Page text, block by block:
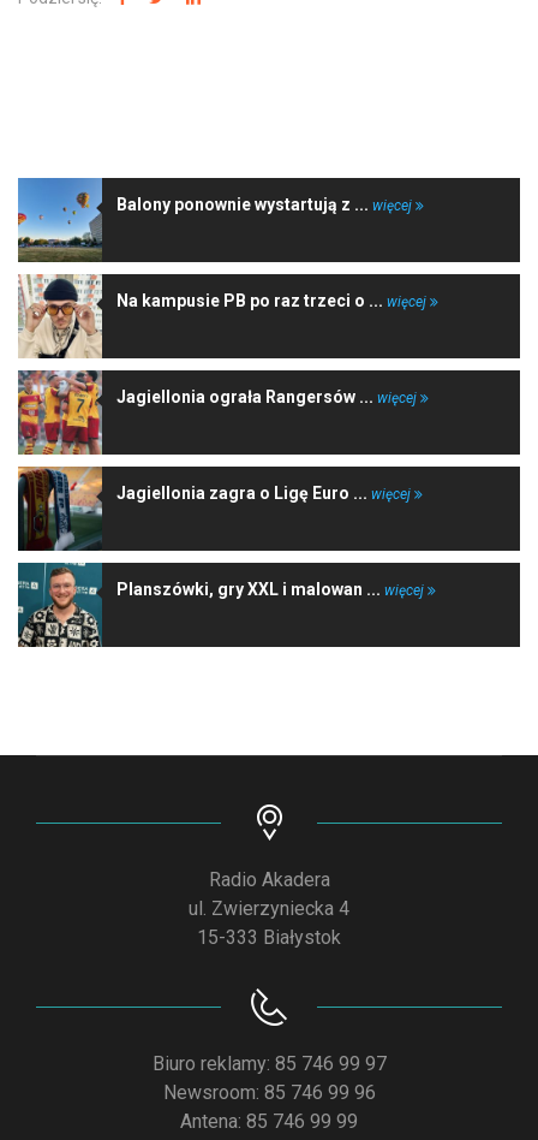
Balony ponownie wystartują z ... więcej
Na kampusie PB po raz trzeci o ... więcej
Jagiellonia ograła Rangersów ... więcej
Jagiellonia zagra o Ligę Euro ... więcej
Planszówki, gry XXL i malowan ... więcej
Radio Akadera
ul. Zwierzyniecka 4
15-333 Białystok
Biuro reklamy: 85 746 99 97
Newsroom: 85 746 99 96
Antena: 85 746 99 99